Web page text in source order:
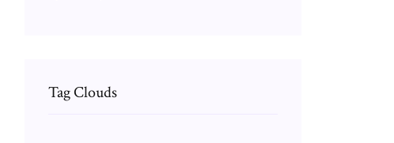
Tag Clouds